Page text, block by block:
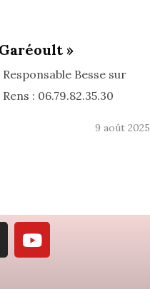
»
Besse sur
: 06.79.82.35.30
9 août 2025